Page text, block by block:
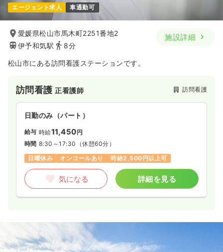
エージェント求人 車通勤可
愛媛県松山市馬木町2251番地2
伊予和気駅
8分
施設詳細
松山市にある訪問看護ステーションです。
訪問看護正看護師 訪問看護
日勤のみ（パート）
給与 時給11,450円
時間 8:30～17:30 （休憩60分）
日曜休み
オンコールあり 時給2,500円以上可
気になる 詳細を見る